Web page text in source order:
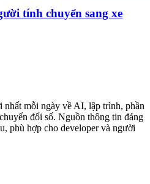
tính chuyển sang xe
nhất mỗi ngày về AI, lập trình, phần
đổi số. Nguồn thông tin đáng
phù hợp cho developer và người